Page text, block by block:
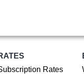
Rates